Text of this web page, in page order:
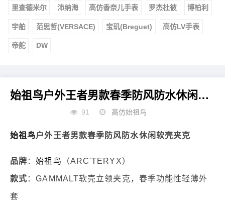
里查德米尔 沛纳海 高仿香奈儿手表 罗杰杜彼 博柏利
宇舶 范思哲(VERSACE) 宝玑(Breguet) 高仿LV手表
帝舵 DW
始祖鸟户外王者男款春季防风防水休闲软壳夹克
91 高仿始祖鸟
始祖鸟户外王者男款春季防风防水休闲软壳夹克
品牌 ：始祖鸟 （ARC'TERYX）
款式 ：GAMMALT软壳立领夹克，春季功能性轻薄外
套